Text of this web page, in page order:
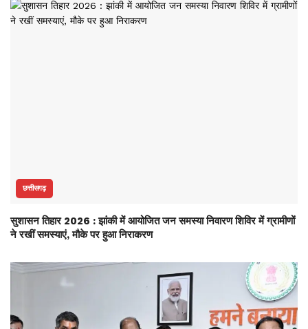
छत्तीसगढ़
सुशासन तिहार 2026 : झांकी में आयोजित जन समस्या निवारण शिविर में ग्रामीणों
ने रखीं समस्याएं, मौके पर हुआ निराकरण